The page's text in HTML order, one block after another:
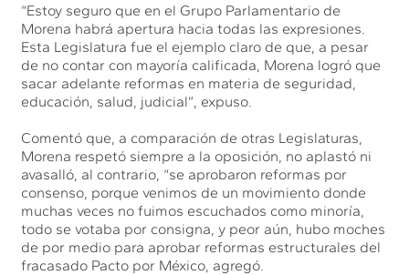
“Estoy seguro que en el Grupo Parlamentario de
Morena habrá apertura hacia todas las expresiones.
Esta Legislatura fue el ejemplo claro de que, a pesar
de no contar con mayoría calificada, Morena logró que
sacar adelante reformas en materia de seguridad,
educación, salud, judicial”, expuso.
Comentó que, a comparación de otras Legislaturas,
Morena respetó siempre a la oposición, no aplastó ni
avasalló, al contrario, “se aprobaron reformas por
consenso, porque venimos de un movimiento donde
muchas veces no fuimos escuchados como minoría,
todo se votaba por consigna, y peor aún, hubo moches
de por medio para aprobar reformas estructurales del
fracasado Pacto por México, agregó.